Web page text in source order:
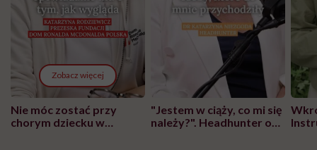
Zobacz więcej
Nie móc zostać przy
chorym dziecku w
"Jestem w ciąży, co mi się
należy?". Headhunter o